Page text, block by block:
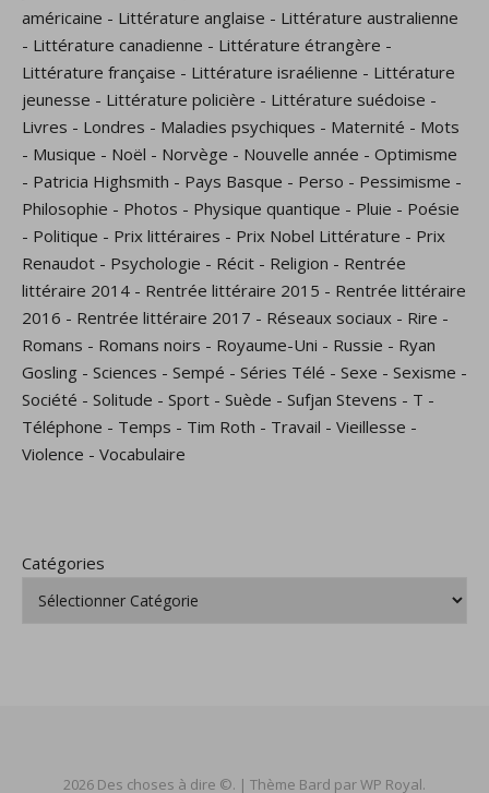
américaine - Littérature anglaise - Littérature australienne
- Littérature canadienne - Littérature étrangère -
Littérature française - Littérature israélienne - Littérature
jeunesse - Littérature policière - Littérature suédoise -
Livres - Londres - Maladies psychiques - Maternité - Mots
- Musique - Noël - Norvège - Nouvelle année - Optimisme
- Patricia Highsmith - Pays Basque - Perso - Pessimisme -
Philosophie - Photos - Physique quantique - Pluie - Poésie
- Politique - Prix littéraires - Prix Nobel Littérature - Prix
Renaudot - Psychologie - Récit - Religion - Rentrée
littéraire 2014 - Rentrée littéraire 2015 - Rentrée littéraire
2016 - Rentrée littéraire 2017 - Réseaux sociaux - Rire -
Romans - Romans noirs - Royaume-Uni - Russie - Ryan
Gosling - Sciences - Sempé - Séries Télé - Sexe - Sexisme -
Société - Solitude - Sport - Suède - Sufjan Stevens - T -
Téléphone - Temps - Tim Roth - Travail - Vieillesse -
Violence - Vocabulaire
Catégories
2026 Des choses à dire ©. | Thème Bard parWP Royal.